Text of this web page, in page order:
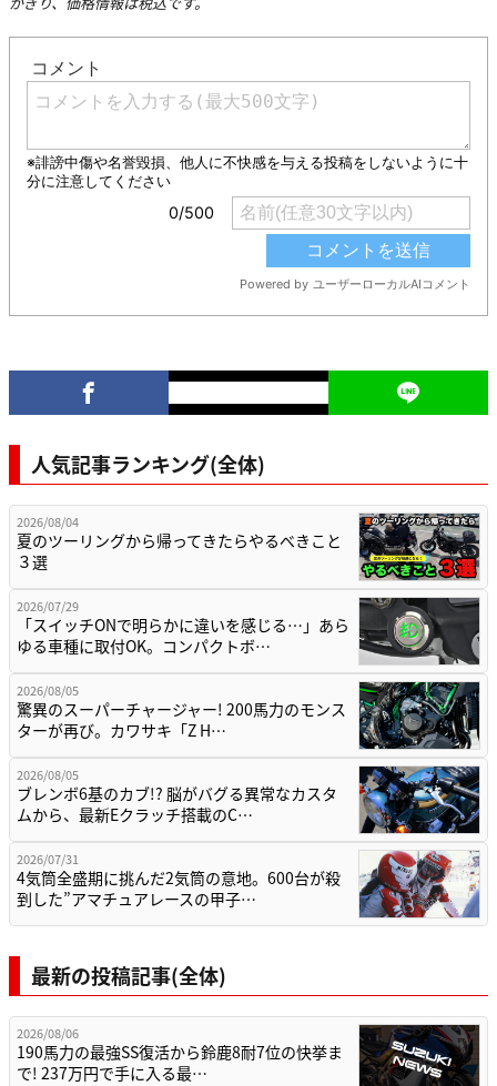
人気記事ランキング(全体)
2026/08/04
夏のツーリングから帰ってきたらやるべきこと
３選
2026/07/29
「スイッチONで明らかに違いを感じる…」あら
ゆる車種に取付OK。コンパクトボ…
2026/08/05
驚異のスーパーチャージャー! 200馬力のモンス
ターが再び。カワサキ「Z H…
2026/08/05
ブレンボ6基のカブ!? 脳がバグる異常なカスタ
ムから、最新Eクラッチ搭載のC…
2026/07/31
4気筒全盛期に挑んだ2気筒の意地。600台が殺
到した”アマチュアレースの甲子…
最新の投稿記事(全体)
2026/08/06
190馬力の最強SS復活から鈴鹿8耐7位の快挙ま
で! 237万円で手に入る最…